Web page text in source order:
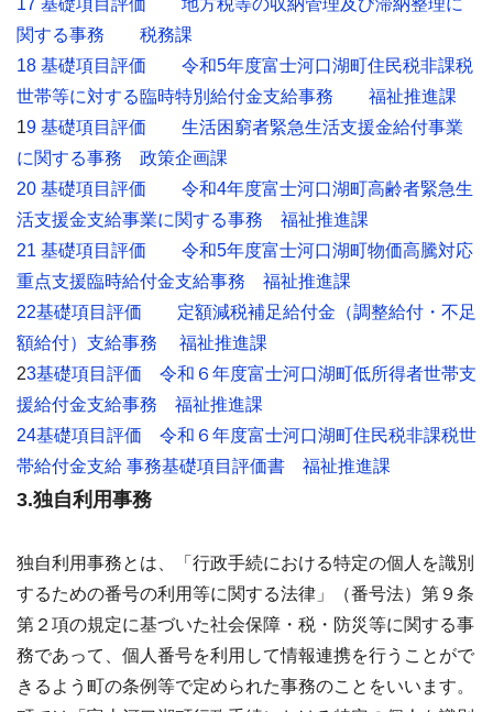
17 基礎項目評価 地方税等の収納管理及び滞納整理に
関する事務 税務課
18 基礎項目評価 令和5年度富士河口湖町住民税非課税
世帯等に対する臨時特別給付金支給事務 福祉推進課
19 基礎項目評価 生活困窮者緊急生活支援金給付事業
に関する事務 政策企画課
20 基礎項目評価 令和4年度富士河口湖町高齢者緊急生
活支援金支給事業に関する事務 福祉推進課
21 基礎項目評価 令和5年度富士河口湖町物価高騰対応
重点支援臨時給付金支給事務 福祉推進課
22基礎項目評価 定額減税補足給付金（調整給付・不足
額給付）支給事務 福祉推進課
23基礎項目評価 令和６年度富士河口湖町低所得者世帯支
援給付金支給事務 福祉推進課
24基礎項目評価 令和６年度富士河口湖町住民税非課税世
帯給付金支給 事務基礎項目評価書 福祉推進課
3.独自利用事務
独自利用事務とは、「行政手続における特定の個人を識別
するための番号の利用等に関する法律」（番号法）第９条
第２項の規定に基づいた社会保障・税・防災等に関する事
務であって、個人番号を利用して情報連携を行うことがで
きるよう町の条例等で定められた事務のことをいいます。